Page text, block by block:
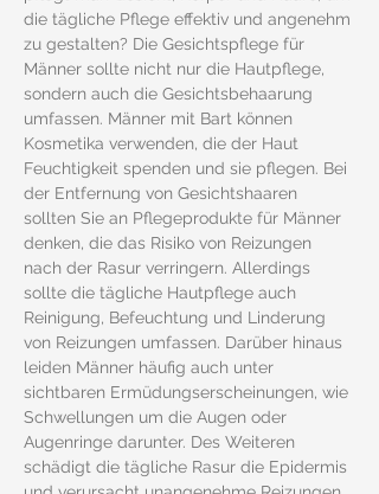
die tägliche Pflege effektiv und angenehm
zu gestalten? Die Gesichtspflege für
Männer sollte nicht nur die Hautpflege,
sondern auch die Gesichtsbehaarung
umfassen. Männer mit Bart können
Kosmetika verwenden, die der Haut
Feuchtigkeit spenden und sie pflegen. Bei
der Entfernung von Gesichtshaaren
sollten Sie an Pflegeprodukte für Männer
denken, die das Risiko von Reizungen
nach der Rasur verringern. Allerdings
sollte die tägliche Hautpflege auch
Reinigung, Befeuchtung und Linderung
von Reizungen umfassen. Darüber hinaus
leiden Männer häufig auch unter
sichtbaren Ermüdungserscheinungen, wie
Schwellungen um die Augen oder
Augenringe darunter. Des Weiteren
schädigt die tägliche Rasur die Epidermis